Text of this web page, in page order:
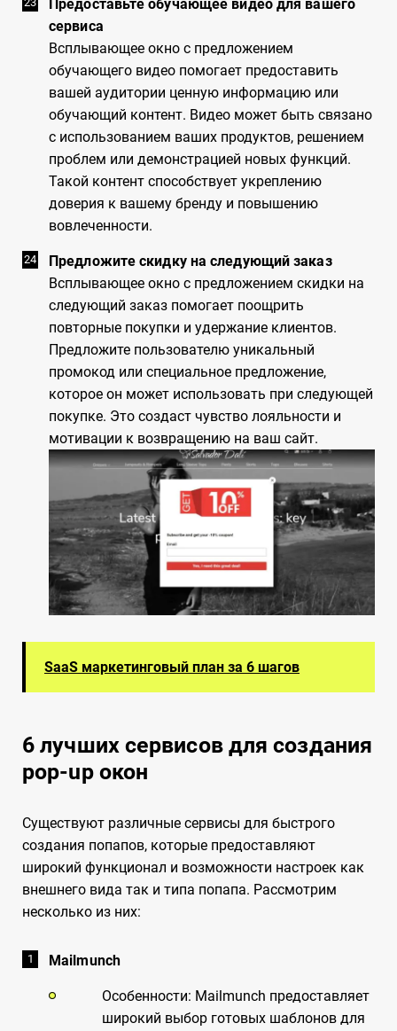
Предоставьте обучающее видео для вашего
сервиса
Всплывающее окно с предложением
обучающего видео помогает предоставить
вашей аудитории ценную информацию или
обучающий контент. Видео может быть связано
с использованием ваших продуктов, решением
проблем или демонстрацией новых функций.
Такой контент способствует укреплению
доверия к вашему бренду и повышению
вовлеченности.
Предложите скидку на следующий заказ
Всплывающее окно с предложением скидки на
следующий заказ помогает поощрить
повторные покупки и удержание клиентов.
Предложите пользователю уникальный
промокод или специальное предложение,
которое он может использовать при следующей
покупке. Это создаст чувство лояльности и
мотивации к возвращению на ваш сайт.
SaaS маркетинговый план за 6 шагов
6 лучших сервисов для создания
pop-up окон
Существуют различные сервисы для быстрого
создания попапов, которые предоставляют
широкий функционал и возможности настроек как
внешнего вида так и типа попапа. Рассмотрим
несколько из них:
Mailmunch
Особенности: Mailmunch предоставляет
широкий выбор готовых шаблонов для